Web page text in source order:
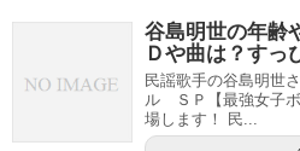
谷島明世の年齢
Ｄや曲は？すっ
民謡歌手の谷島明世
ル ＳＰ【最強女子
場します！ 民...